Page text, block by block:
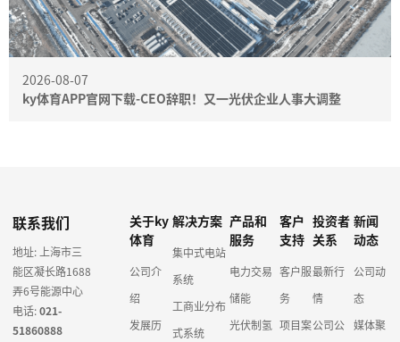
2026-08-07
ky体育APP官网下载-CEO辞职！又一光伏企业人事大调整
联系我们
地址: 上海市三
能区凝长路1688
弄6号能源中心
电话:021-
51860888
关于ky
体育
公司介
绍
发展历
解决方案
集中式电站
系统
工商业分布
式系统
产品和
服务
电力交易
储能
光伏制氢
客户
支持
客户服
务
项目案
投资者
关系
最新行
情
公司公
新闻
动态
公司动
态
媒体聚